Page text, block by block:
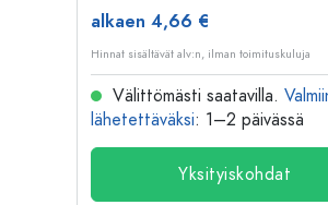
alkaen 4,66 €
Hinnat sisältävät alv:n, ilman toimituskuluja
Välittömästi saatavilla.
lähetettäväksi: 1–2 päivässä
Yksityiskohdat